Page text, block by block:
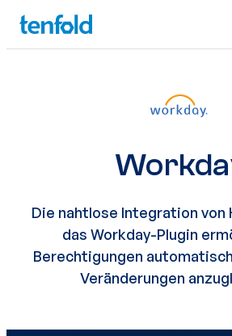
Die nahtlose Integration von
das Workday-Plugin
Berechtigungen
Veränderungen